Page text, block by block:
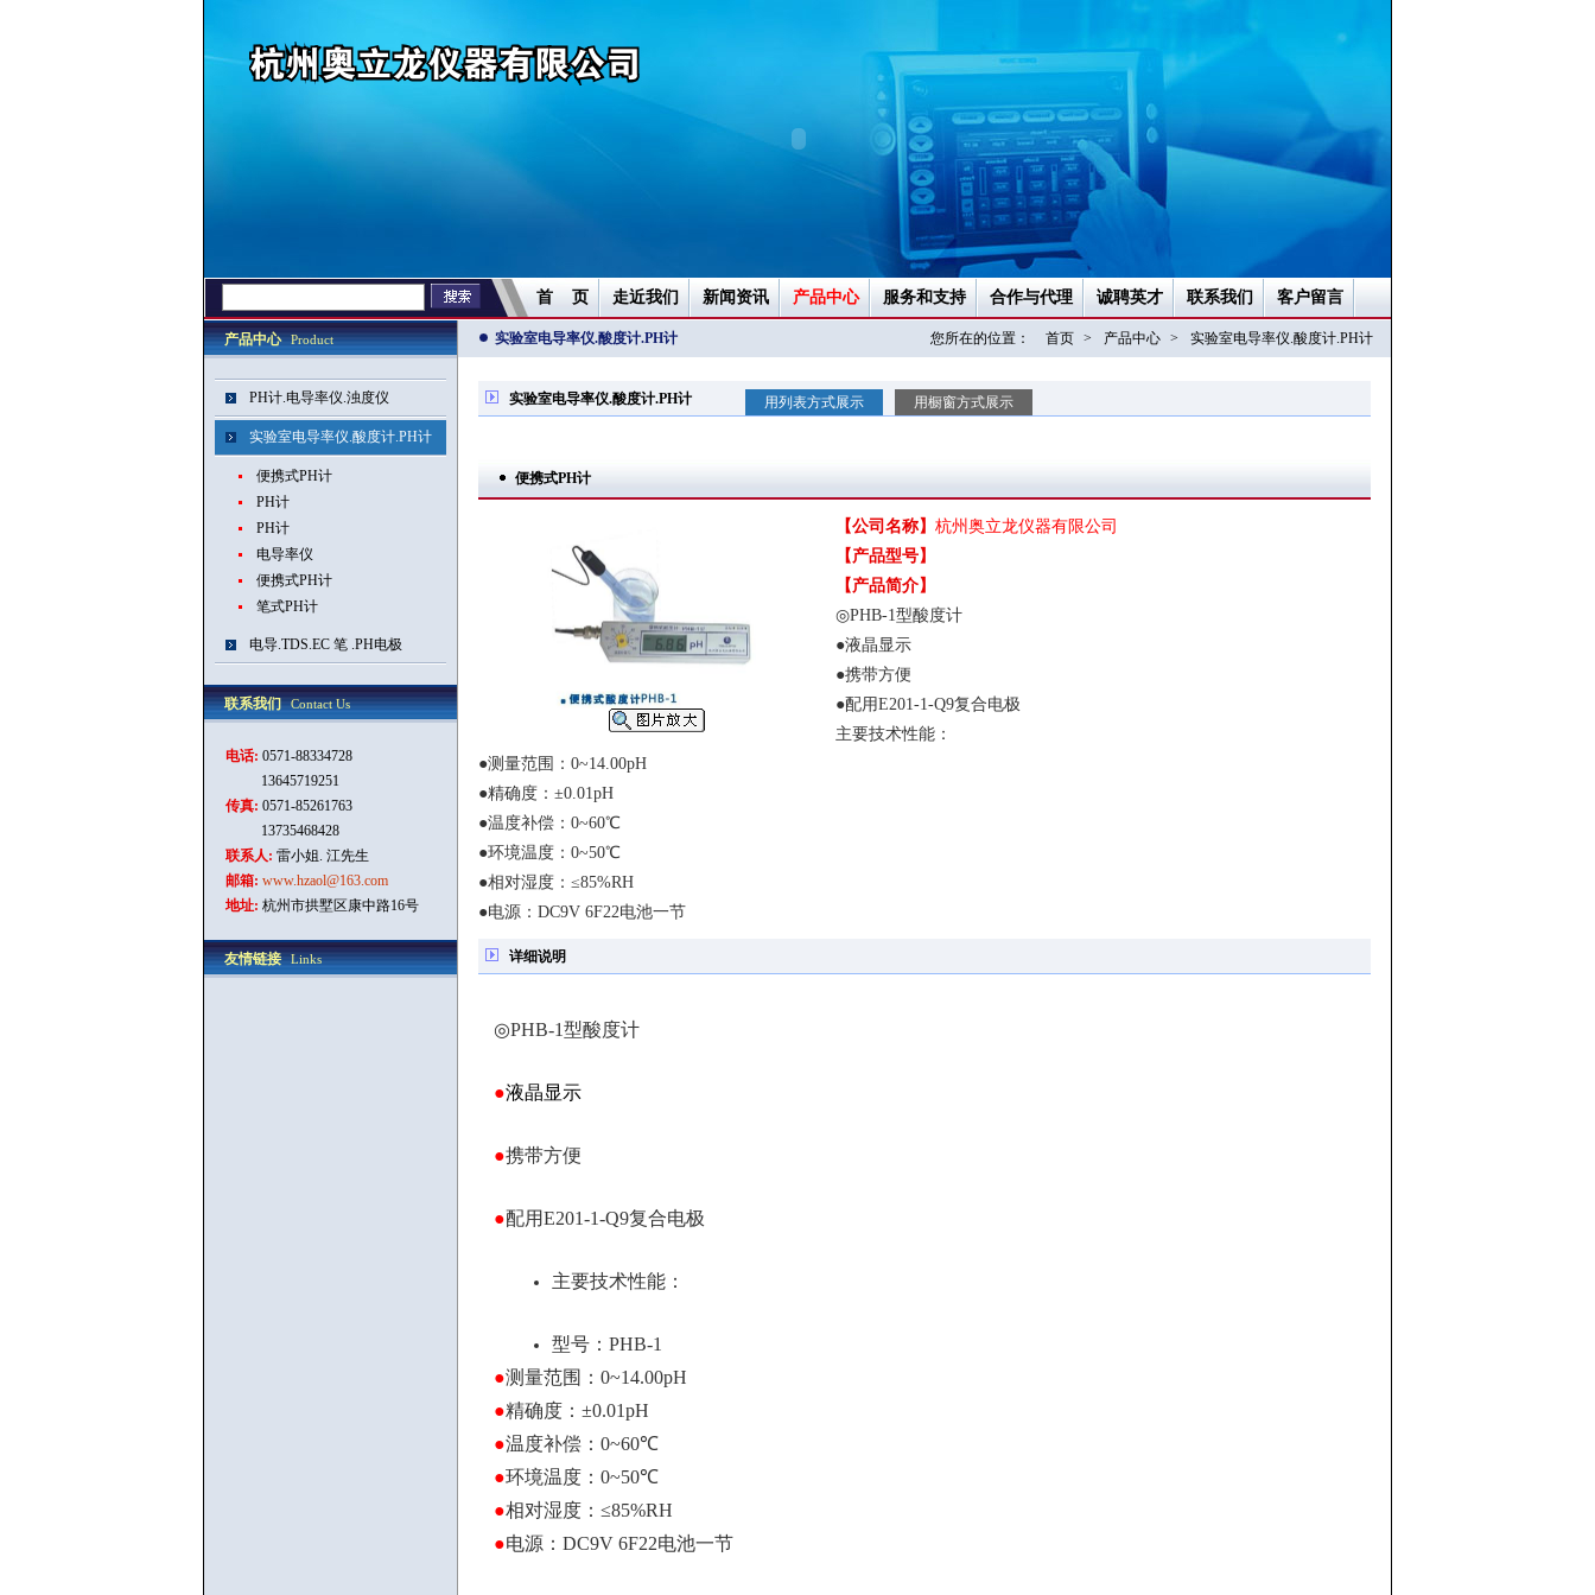
首 页 走近我们 新闻资讯 产品中心 服务和支持 合作与代理 诚聘英才 联系我们 客户留言
产品中心 Product
PH计.电导率仪.浊度仪
实验室电导率仪.酸度计.PH计
便携式PH计
PH计
PH计
电导率仪
便携式PH计
笔式PH计
电导.TDS.EC 笔 .PH电极
联系我们 Contact Us
电话: 0571-88334728
13645719251
传真: 0571-85261763
13735468428
联系人: 雷小姐. 江先生
邮箱: www.hzaol@163.com
地址: 杭州市拱墅区康中路16号
友情链接 Links
实验室电导率仪.酸度计.PH计 您所在的位置： 首页 > 产品中心 > 实验室电导率仪.酸度计.PH计
实验室电导率仪.酸度计.PH计 用列表方式展示 用橱窗方式展示
便携式PH计
【公司名称】 杭州奥立龙仪器有限公司
【产品型号】
【产品简介】
◎PHB-1型酸度计
●液晶显示
●携带方便
●配用E201-1-Q9复合电极
主要技术性能：
●测量范围：0~14.00pH
●精确度：±0.01pH
●温度补偿：0~60℃
●环境温度：0~50℃
●相对湿度：≤85%RH
●电源：DC9V 6F22电池一节
详细说明
◎PHB-1型酸度计
●液晶显示
●携带方便
●配用E201-1-Q9复合电极
主要技术性能：
型号： PHB-1
●测量范围： 0~14.00pH
●精确度： ±0.01pH
●温度补偿：0~60℃
●环境温度：0~50℃
●相对湿度：≤85%RH
●电源： DC9V 6F22电池一节